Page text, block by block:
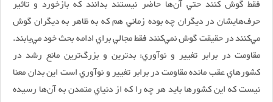
فقط گوش كنند حتي آن‌ها حاضر نيستند بدانند كه بازخورد و تاثير
حرف‌هايشان در ديگران چه بوده زماني هم كه به ظاهر به ديگران گوش
مي‌كنند در حقيقت گوش نمي‌كنند فقط مجالي براي ادامه بحث خود مي‌يابند.
مقاومت در برابر تغيير و نوآوري: بدترين و بزرگ‌ترين مانع رشد در
كشورهاي عقب مانده مقاومت در برابر تغيير و نوآوري است اين بدان معنا
نيست كه اين كشورها بايد هر چه را كه از دنياي متمدن به آن‌ها رسيده